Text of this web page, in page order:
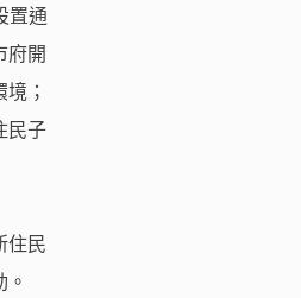
置通
府開
；
民子
住民